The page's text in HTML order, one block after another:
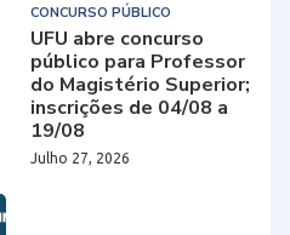
CONCURSO PÚBLICO
UFU abre concurso
público para Professor
do Magistério Superior;
inscrições de 04/08 a
19/08
Julho 27, 2026